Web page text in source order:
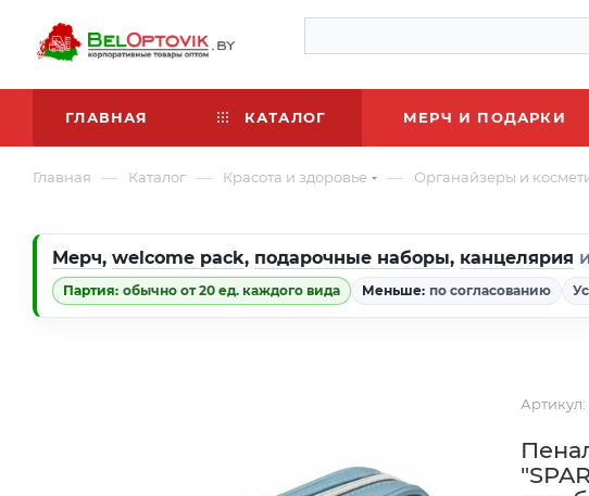
ГЛАВНАЯ КАТАЛОГ МЕРЧ И ПОДАРКИ
Главная — Каталог — Красота и здоровье — Органайзеры и
Мерч, welcome pack, подарочные наборы, канцелярия и
Партия: обычно от 20 ед. каждого вида Меньше: по согласованию
Артикул: